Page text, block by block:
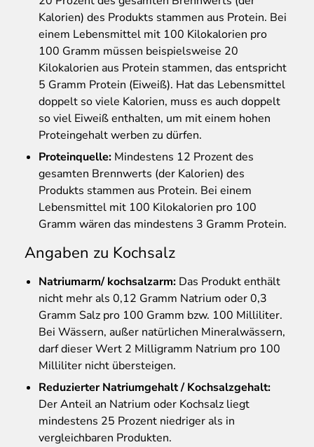
Kalorien) des Produkts stammen aus Protein. Bei
einem Lebensmittel mit 100 Kilokalorien pro
100 Gramm müssen beispielsweise 20
Kilokalorien aus Protein stammen, das entspricht
5 Gramm Protein (Eiweiß). Hat das Lebensmittel
doppelt so viele Kalorien, muss es auch doppelt
so viel Eiweiß enthalten, um mit einem hohen
Proteingehalt werben zu dürfen.
Proteinquelle: Mindestens 12 Prozent des
gesamten Brennwerts (der Kalorien) des
Produkts stammen aus Protein. Bei einem
Lebensmittel mit 100 Kilokalorien pro 100
Gramm wären das mindestens 3 Gramm Protein.
Angaben zu Kochsalz
Natriumarm/ kochsalzarm: Das Produkt enthält
nicht mehr als 0,12 Gramm Natrium oder 0,3
Gramm Salz pro 100 Gramm bzw. 100 Milliliter.
Bei Wässern, außer natürlichen Mineralwässern,
darf dieser Wert 2 Milligramm Natrium pro 100
Milliliter nicht übersteigen.
Reduzierter Natriumgehalt / Kochsalzgehalt:
Der Anteil an Natrium oder Kochsalz liegt
mindestens 25 Prozent niedriger als in
vergleichbaren Produkten.